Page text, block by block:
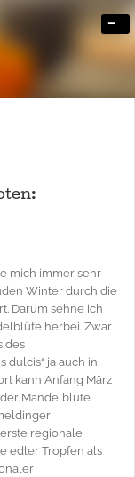
-
mich immer sehr
Winter durch die
Darum sehne ich
herbei. Zwar
des
dulcis“ ja auch in
kann Anfang März
Mandelblüte
regionale
edler Tropfen als